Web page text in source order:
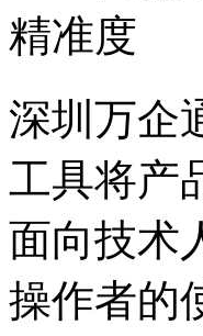
精准度
深圳万企
工具将产
面向技术
操作者的